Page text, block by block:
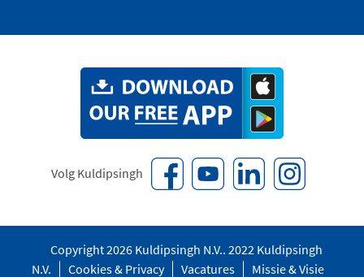
Volg Kuldipsingh
Copyright 2026 Kuldipsingh N.V.. 2022 Kuldipsingh
N.V.
Cookies & Privacy Vacatures Missie & Visie